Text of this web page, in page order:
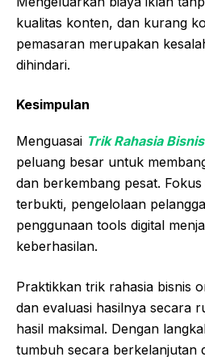
kualitas konten, dan kurang
pemasaran merupakan
dihindari.
Kesimpulan
Menguasai Trik Rahasia
peluang besar untuk
dan berkembang pesat.
terbukti, pengelolaan
penggunaan tools digital
keberhasilan.
Praktikkan trik rahasia bisnis
dan evaluasi hasilnya secara
hasil maksimal. Dengan
tumbuh secara berkelanjutan